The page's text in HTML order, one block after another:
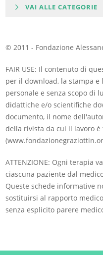
VAI ALLE CATEGORIE
© 2011 - Fondazione
FAIR USE: Il contenuto di
per il download, la stampa
personale e senza scopo di
didattiche e/o scientifiche
documento, il nome
della rivista da cui il lavoro
ATTENZIONE: Ogni terapia
ciascuna paziente dal
Queste schede informative
sostituirsi al rapporto
senza esplicito parere